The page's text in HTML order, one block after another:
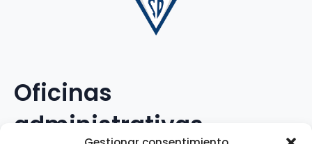
Oficinas
administrativas